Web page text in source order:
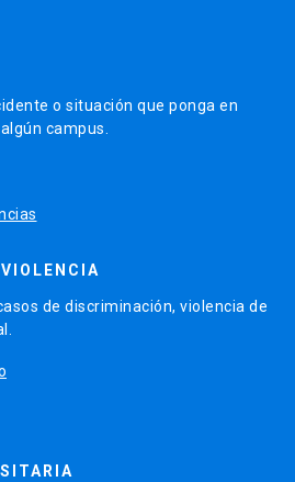
o situación que ponga en
campus.
de discriminación, violencia de